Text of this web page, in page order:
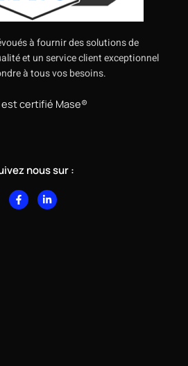
à fournir des solutions de
et un service client exceptionnel
à tous vos besoins.
certifié Mase®
nous sur :
F
a
c
L
i
n